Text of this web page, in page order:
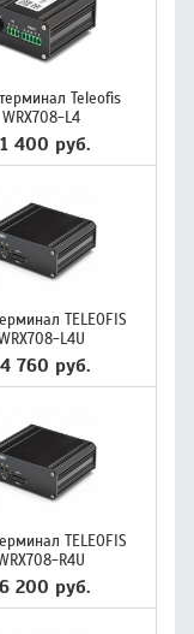
терминал Teleofis
WRX708-L4
400 руб.
TELEOFIS
L4U
760 руб.
TELEOFIS
R4U
200 руб.